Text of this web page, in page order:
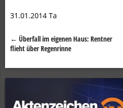
31.01.2014 Ta
Beitragsnavigation
← Überfall im eigenen Haus: Rentner
flieht über Regenrinne